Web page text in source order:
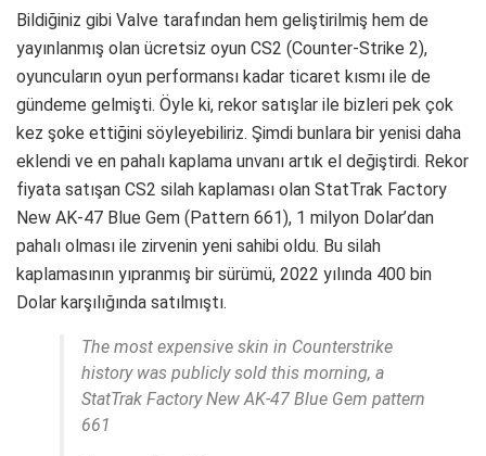
Bildiğiniz gibi Valve tarafından hem geliştirilmiş hem de
yayınlanmış olan ücretsiz oyun CS2 (Counter-Strike 2),
oyuncuların oyun performansı kadar ticaret kısmı ile de
gündeme gelmişti. Öyle ki, rekor satışlar ile bizleri pek çok
kez şoke ettiğini söyleyebiliriz. Şimdi bunlara bir yenisi daha
eklendi ve en pahalı kaplama unvanı artık el değiştirdi. Rekor
fiyata satışan CS2 silah kaplaması olan StatTrak Factory
New AK-47 Blue Gem (Pattern 661), 1 milyon Dolar’dan
pahalı olması ile zirvenin yeni sahibi oldu. Bu silah
kaplamasının yıpranmış bir sürümü, 2022 yılında 400 bin
Dolar karşılığında satılmıştı.
The most expensive skin in Counterstrike
history was publicly sold this morning, a
StatTrak Factory New AK-47 Blue Gem pattern
661